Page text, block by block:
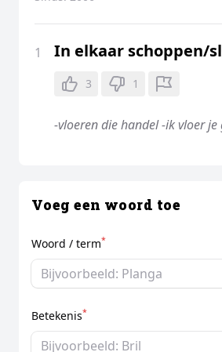
1 In elkaar schoppen/
3 1
-vloeren die handel -ik vloer je
Voeg een woord toe
Woord / term*
Betekenis*